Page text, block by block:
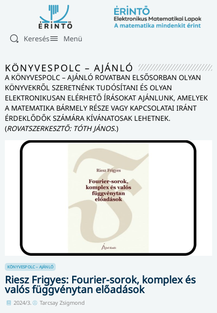
Keresés Menü
KÖNYVESPOLC – AJÁNLÓ
A KÖNYVESPOLC – AJÁNLÓ ROVATBAN ELSŐSORBAN OLYAN
KÖNYVEKRŐL SZERETNÉNK TUDÓSÍTANI ÉS OLYAN
ELEKTRONIKUSAN ELÉRHETŐ ÍRÁSOKAT AJÁNLUNK, AMELYEK
A MATEMATIKA BÁRMELY RÉSZE VAGY KAPCSOLATAI IRÁNT
ÉRDEKLŐDŐK SZÁMÁRA KÍVÁNATOSAK LEHETNEK.
(ROVATSZERKESZTŐ: TÓTH JÁNOS.)
KÖNYVESPOLC – AJÁNLÓ
Riesz Frigyes: Fourier-sorok, komplex és
valós függvénytan előadások
2024/3. Tarcsay Zsigmond